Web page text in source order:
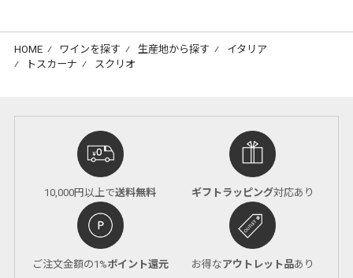
HOME ⁄ ワインを探す ⁄ 生産地から探す ⁄ イタリア
⁄
トスカーナ ⁄ スクリオ
10,000円以上で送料無料 ギフトラッピング対応あり
ご注文金額の1%ポイント還元 お得なアウトレット品あり